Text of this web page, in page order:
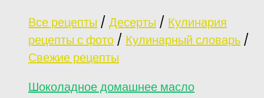
Все рецепты / Десерты / Кулинария
рецепты с фото / Кулинарный словарь /
Свежие рецепты
Шоколадное домашнее масло